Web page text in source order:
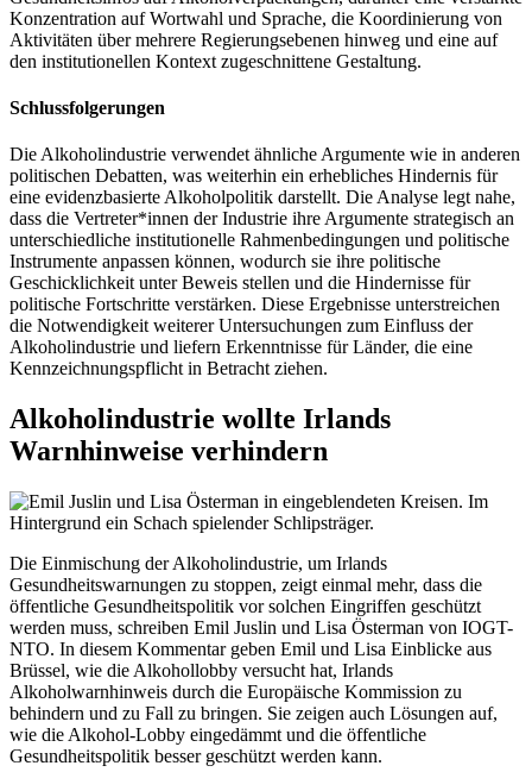
Konzentration auf Wortwahl und Sprache, die Koordinierung von
Aktivitäten über mehrere Regierungsebenen hinweg und eine auf
den institutionellen Kontext zugeschnittene Gestaltung.
Schlussfolgerungen
Die Alkoholindustrie verwendet ähnliche Argumente wie in anderen
politischen Debatten, was weiterhin ein erhebliches Hindernis für
eine evidenzbasierte Alkoholpolitik darstellt. Die Analyse legt nahe,
dass die Vertreter*innen der Industrie ihre Argumente strategisch an
unterschiedliche institutionelle Rahmenbedingungen und politische
Instrumente anpassen können, wodurch sie ihre politische
Geschicklichkeit unter Beweis stellen und die Hindernisse für
politische Fortschritte verstärken. Diese Ergebnisse unterstreichen
die Notwendigkeit weiterer Untersuchungen zum Einfluss der
Alkoholindustrie und liefern Erkenntnisse für Länder, die eine
Kennzeichnungspflicht in Betracht ziehen.
Alkoholindustrie wollte Irlands
Warnhinweise verhindern
Die Einmischung der Alkoholindustrie, um Irlands
Gesundheitswarnungen zu stoppen, zeigt einmal mehr, dass die
öffentliche Gesundheitspolitik vor solchen Eingriffen geschützt
werden muss, schreiben Emil Juslin und Lisa Österman von IOGT-
NTO. In diesem Kommentar geben Emil und Lisa Einblicke aus
Brüssel, wie die Alkohollobby versucht hat, Irlands
Alkoholwarnhinweis durch die Europäische Kommission zu
behindern und zu Fall zu bringen. Sie zeigen auch Lösungen auf,
wie die Alkohol-Lobby eingedämmt und die öffentliche
Gesundheitspolitik besser geschützt werden kann.